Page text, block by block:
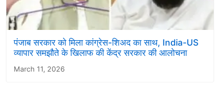
पंजाब सरकार को मिला कांग्रेस-शिअद का साथ, India-US
व्यापार समझौते के खिलाफ की केंद्र सरकार की आलोचना
March 11, 2026